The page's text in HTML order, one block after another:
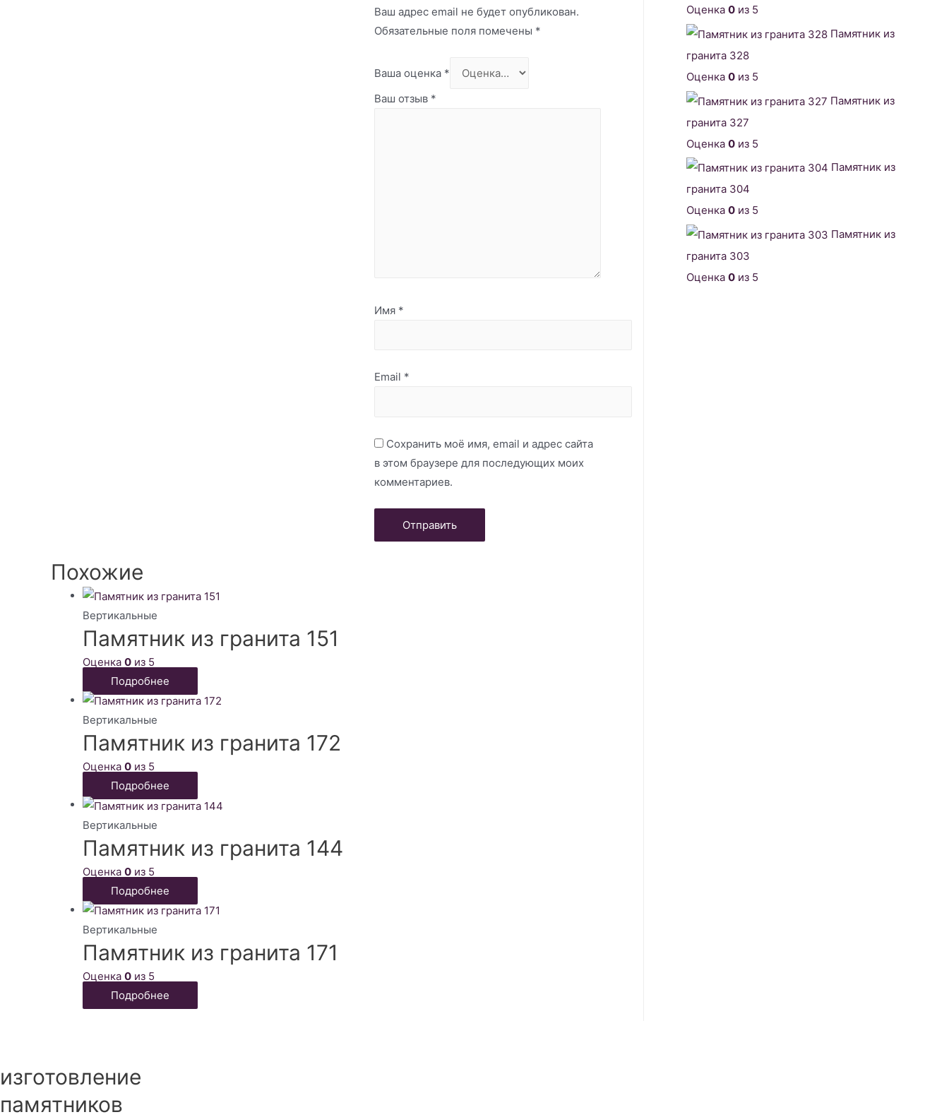
Ваш адрес email не будет опубликован.
Обязательные поля помечены *
Ваша оценка *
Ваш отзыв *
Имя *
Email *
Сохранить моё имя, email и адрес сайта
в этом браузере для последующих моих
комментариев.
Похожие
Вертикальные
Памятник из гранита 151
Оценка 0 из 5
Подробнее
Вертикальные
Памятник из гранита 172
Оценка 0 из 5
Подробнее
Вертикальные
Памятник из гранита 144
Оценка 0 из 5
Подробнее
Вертикальные
Памятник из гранита 171
Оценка 0 из 5
Подробнее
Оценка 0 из 5
Памятник из
гранита 328
Оценка 0 из 5
Памятник из
гранита 327
Оценка 0 из 5
Памятник из
гранита 304
Оценка 0 из 5
Памятник из
гранита 303
Оценка 0 из 5
изготовление
памятников